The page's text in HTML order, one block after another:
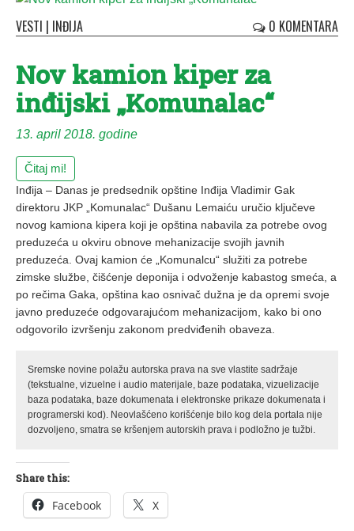
VESTI | INĐIJA 0 KOMENTARA
Nov kamion kiper za
inđijski „Komunalac“
13. april 2018. godine
Čitaj mi!
Inđija – Danas je predsednik opštine Inđija Vladimir Gak
direktoru JKP „Komunalac“ Dušanu Lemaiću uručio ključeve
novog kamiona kipera koji je opština nabavila za potrebe ovog
preduzeća u okviru obnove mehanizacije svojih javnih
preduzeća. Ovaj kamion će „Komunalcu“ služiti za potrebe
zimske službe, čišćenje deponija i odvoženje kabastog smeća, a
po rečima Gaka, opština kao osnivač dužna je da opremi svoje
javno preduzeće odgovarajućom mehanizacijom, kako bi ono
odgovorilo izvršenju zakonom predviđenih obaveza.
Sremske novine polažu autorska prava na sve vlastite sadržaje
(tekstualne, vizuelne i audio materijale, baze podataka, vizuelizacije
baza podataka, baze dokumenata i elektronske prikaze dokumenata i
programerski kod). Neovlašćeno korišćenje bilo kog dela portala nije
dozvoljeno, smatra se kršenjem autorskih prava i podložno je tužbi.
Share this:
Facebook X